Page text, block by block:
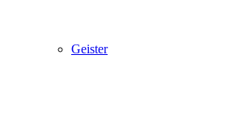
Geister